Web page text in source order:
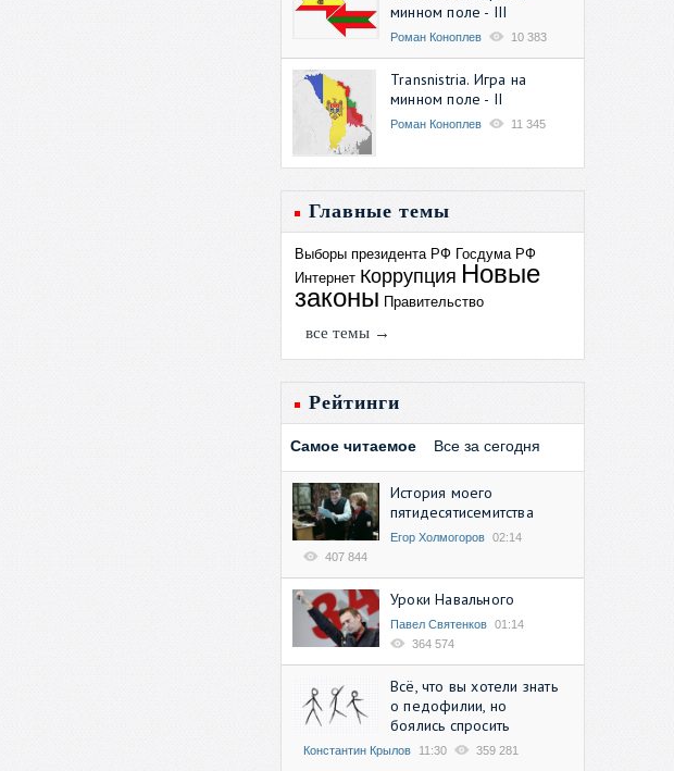
минном поле - III
Роман Коноплев 10 383
Transnistria. Игра на
минном поле - II
Роман Коноплев 11 345
Главные темы
Выборы президента РФ Госдума РФ
Интернет Коррупция Новые
законы Правительство
все темы →
Рейтинги
Самое читаемое Все за сегодня
История моего
пятидесятисемитства
Егор Холмогоров 02:14
407 844
Уроки Навального
Павел Святенков 01:14
364 574
Всё, что вы хотели знать
о педофилии, но
боялись спросить
Константин Крылов 11:30 359 281